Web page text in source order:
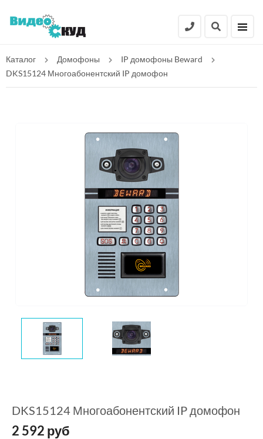
Каталог Домофоны
IP домофоны Beward
DKS15124 Многоабонентский IP домофон
DKS15124 Многоабонентский IP домофон
2 592 руб